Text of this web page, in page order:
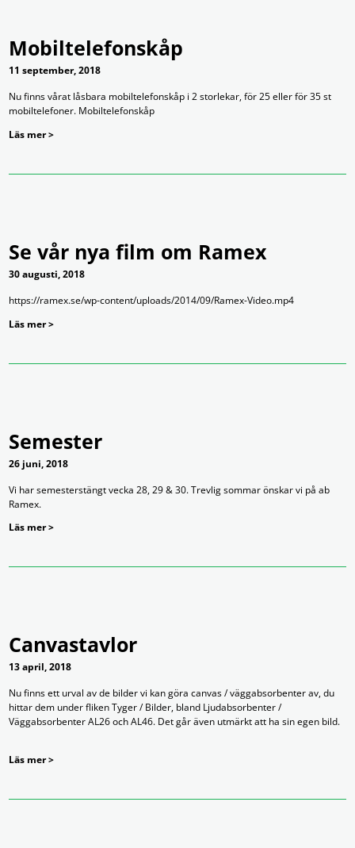
Mobiltelefonskåp
11 september, 2018
Nu finns vårat låsbara mobiltelefonskåp i 2 storlekar, för 25 eller för 35 st
mobiltelefoner. Mobiltelefonskåp
Läs mer >
Se vår nya film om Ramex
30 augusti, 2018
https://ramex.se/wp-content/uploads/2014/09/Ramex-Video.mp4
Läs mer >
Semester
26 juni, 2018
Vi har semesterstängt vecka 28, 29 & 30. Trevlig sommar önskar vi på ab
Ramex.
Läs mer >
Canvastavlor
13 april, 2018
Nu finns ett urval av de bilder vi kan göra canvas / väggabsorbenter av, du
hittar dem under fliken Tyger / Bilder, bland Ljudabsorbenter /
Väggabsorbenter AL26 och AL46. Det går även utmärkt att ha sin egen bild.
Läs mer >